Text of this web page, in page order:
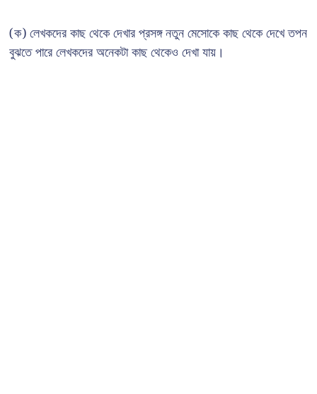
(ক) লেখকদের কাছ থেকে দেখার প্রসঙ্গ নতুন মেসোকে কাছ থেকে দেখে তপন
বুঝতে পারে লেখকদের অনেকটা কাছ থেকেও দেখা যায়।